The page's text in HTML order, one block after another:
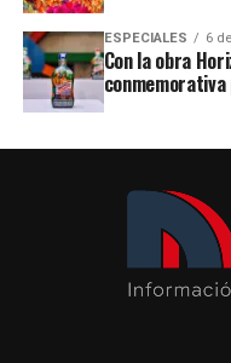
ESPECIALES 6
Con la obra
conmemorativa